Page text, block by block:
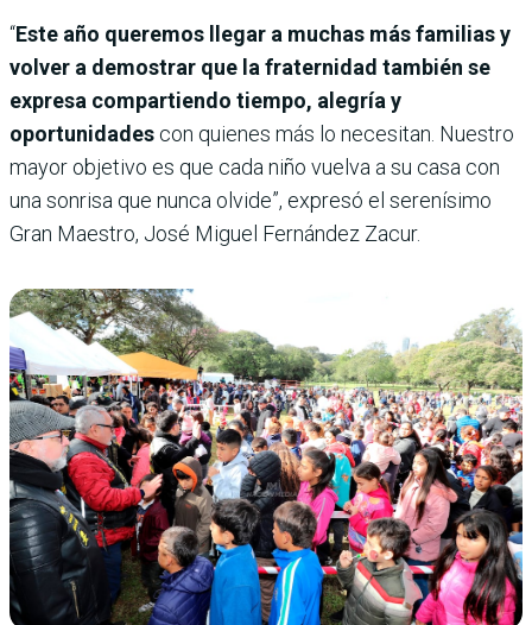
“Este año queremos llegar a muchas más familias y
volver a demostrar que la fraternidad también se
expresa compartiendo tiempo, alegría y
oportunidades con quienes más lo necesitan. Nuestro
mayor objetivo es que cada niño vuelva a su casa con
una sonrisa que nunca olvide”, expresó el serenísimo
Gran Maestro, José Miguel Fernández Zacur.